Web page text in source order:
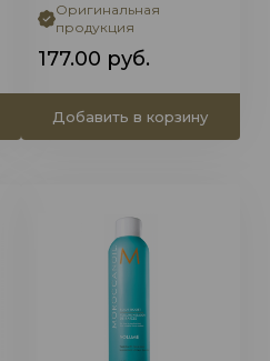
Оригинальная
продукция
177.00 руб.
Добавить в корзину